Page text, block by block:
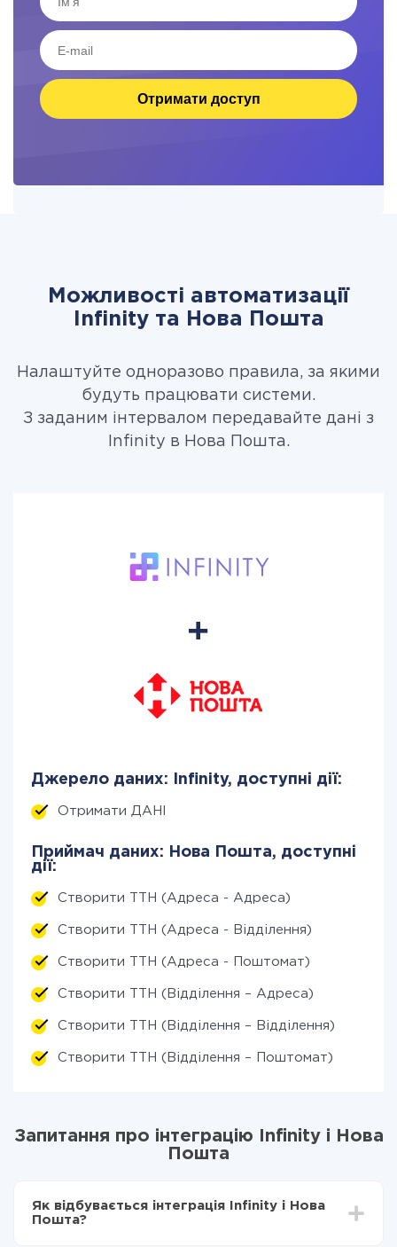
Отримати доступ
Можливості автоматизації
Infinity та Нова Пошта
Налаштуйте одноразово правила, за якими
будуть працювати системи.
З заданим інтервалом передавайте дані з
Infinity в Нова Пошта.
Джерело даних: Infinity, доступні дії:
Отримати ДАНІ
Приймач даних: Нова Пошта, доступні
дії:
Створити ТТН (Адреса - Адреса)
Створити ТТН (Адреса - Відділення)
Створити ТТН (Адреса - Поштомат)
Створити ТТН (Відділення – Адреса)
Створити ТТН (Відділення – Відділення)
Створити ТТН (Відділення – Поштомат)
Запитання про інтеграцію Infinity і Нова
Пошта
Як відбувається інтеграція Infinity і Нова
Пошта?